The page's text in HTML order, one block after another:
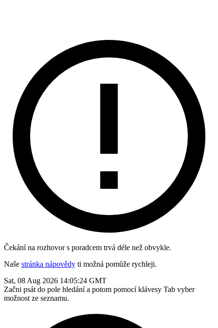
Čekání na rozhovor s poradcem trvá déle než obvykle.
Naše stránka nápovědy ti možná pomůže rychleji.
Sat, 08 Aug 2026 14:05:24 GMT
Začni psát do pole hledání a potom pomocí klávesy Tab vyber
možnost ze seznamu.